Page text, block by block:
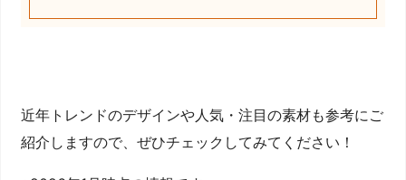
近年トレンドのデザインや人気・注目の素材も参考にご
紹介しますので、ぜひチェックしてみてください！